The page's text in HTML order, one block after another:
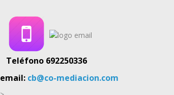
Teléfono 692250336
email: cb@co-mediacion.com